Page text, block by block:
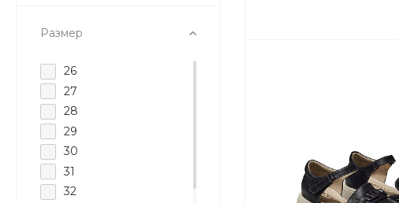
Размер
26
27
28
29
30
31
32